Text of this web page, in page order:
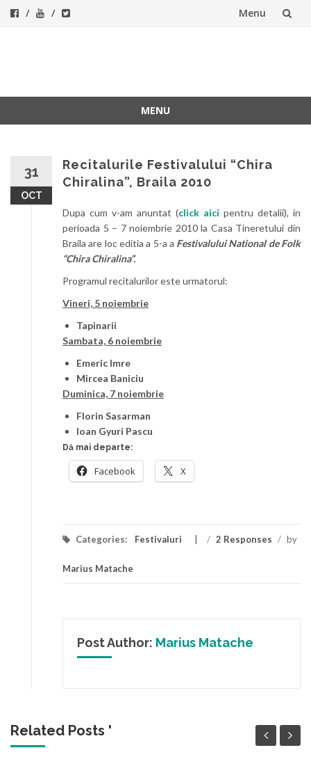
Menu
MENU
31
OCT
Recitalurile Festivalului “Chira
Chiralina”, Braila 2010
Dupa cum v-am anuntat (click aici pentru detalii), in
perioada 5 – 7 noiembrie 2010 la Casa Tineretului din
Braila are loc editia a 5-a a Festivalului National de Folk
“Chira Chiralina”.
Programul recitalurilor este urmatorul:
Vineri, 5 noiembrie
Tapinarii
Sambata, 6 noiembrie
Emeric Imre
Mircea Baniciu
Duminica, 7 noiembrie
Florin Sasarman
Ioan Gyuri Pascu
Dă mai departe:
Facebook X
Categories: Festivaluri / 2 Responses / by
Marius Matache
Post Author: Marius Matache
Related Posts '